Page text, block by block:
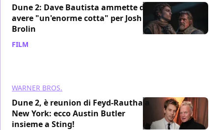
Dune 2: Dave Bautista ammette di
avere "un'enorme cotta" per Josh
Brolin
FILM
WARNER BROS.
Dune 2, è reunion di Feyd-Rautha a
New York: ecco Austin Butler
insieme a Sting!